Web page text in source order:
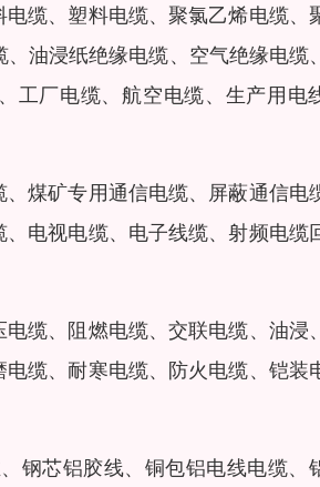
缆、塑料电缆、聚氯乙烯电缆、
油浸纸绝缘电缆、空气绝缘电缆
工厂电缆、航空电缆、生产用电
煤矿专用通信电缆、屏蔽通信电
电视电缆、电子线缆、射频电缆
缆、阻燃电缆、交联电缆、油浸
缆、耐寒电缆、防火电缆、铠装
钢芯铝胶线、铜包铝电线电缆、